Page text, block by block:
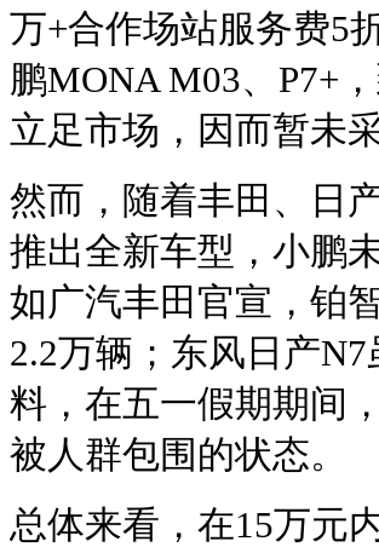
万+合作场站服务费5
鹏MONA M03、P7+
立足市场，因而暂未
然而，随着丰田、日
推出全新车型，小鹏
如广汽丰田官宣，铂
2.2万辆；东风日产
料，在五一假期期间
被人群包围的状态。
总体来看，在15万元